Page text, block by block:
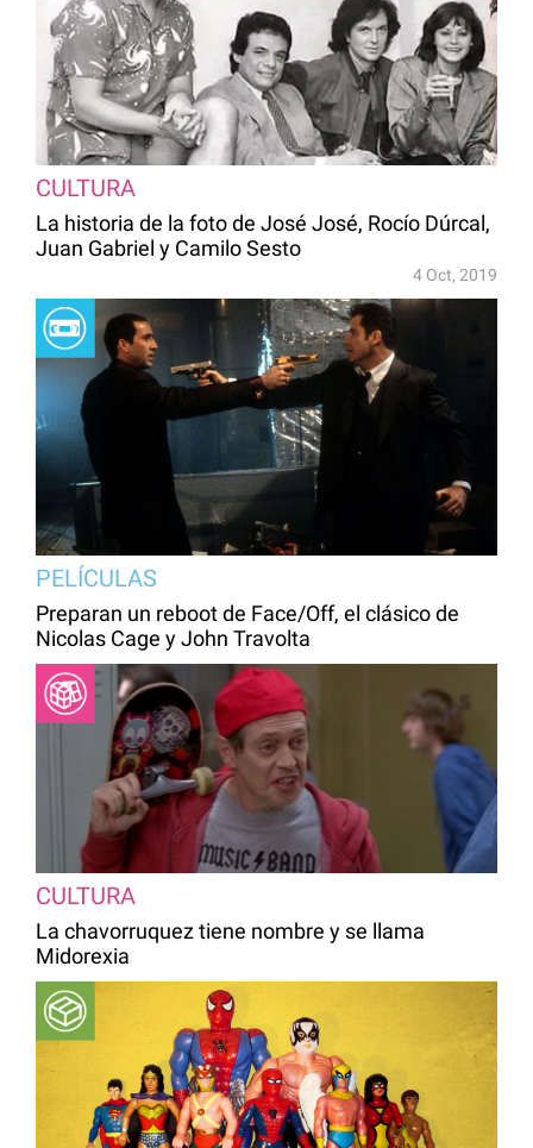
CULTURA
La historia de la foto de José José, Rocío Dúrcal,
Juan Gabriel y Camilo Sesto
4 Oct, 2019
PELÍCULAS
Preparan un reboot de Face/Off, el clásico de
Nicolas Cage y John Travolta
CULTURA
La chavorruquez tiene nombre y se llama
Midorexia